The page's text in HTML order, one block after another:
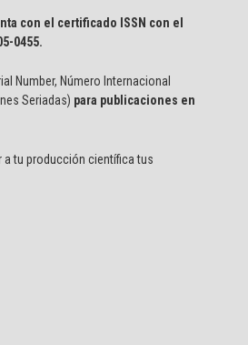
con el certificado ISSN con el
0455.
Number, Número Internacional
Seriadas) para publicaciones en
a tu producción científica tus